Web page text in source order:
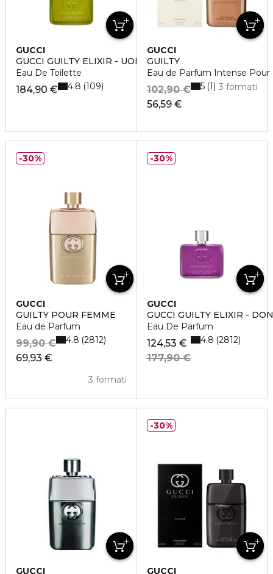
GUCCI
GUCCI GUILTY ELIXIR - UOMO
Eau De Toilette
184,90 € 4.8 109
GUCCI
GUILTY
Eau de Parfum Intense
56,59 €
102,90 € 3 formati
5 1
GUCCI
GUILTY POUR FEMME
Eau de Parfum
69,93 €
99,90 €
3 formati
4.8 2812
30%
GUCCI
GUCCI GUILTY ELIXIR -
Eau De Parfum
124,53 €
177,90 €
4.8 2812
30%
GUCCI GUCCI
30%